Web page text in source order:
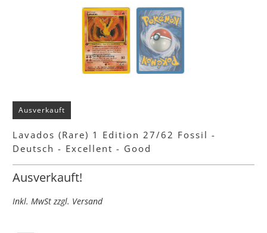
Ausverkauft
Lavados (Rare) 1 Edition 27/62 Fossil -
Deutsch - Excellent - Good
Ausverkauft!
Inkl. MwSt zzgl. Versand